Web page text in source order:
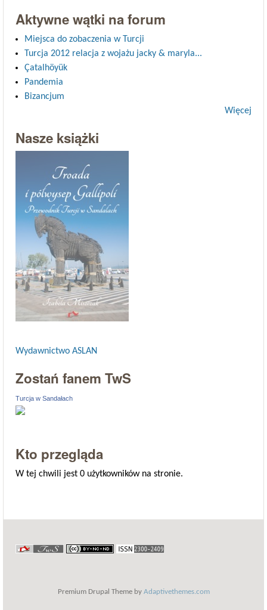
Aktywne wątki na forum
Miejsca do zobaczenia w Turcji
Turcja 2012 relacja z wojażu jacky & maryla...
Çatalhöyük
Pandemia
Bizancjum
Więcej
Nasze książki
Wydawnictwo ASLAN
Zostań fanem TwS
Turcja w Sandałach
Kto przegląda
W tej chwili jest 0 użytkowników na stronie.
Premium Drupal Theme by Adaptivethemes.com